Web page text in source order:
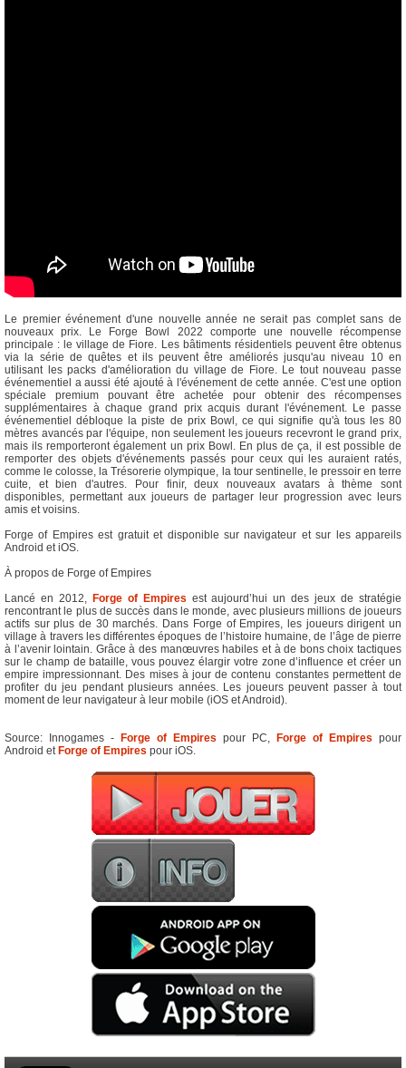
Le premier événement d'une nouvelle année ne serait pas complet sans de
nouveaux prix. Le Forge Bowl 2022 comporte une nouvelle récompense
principale : le village de Fiore. Les bâtiments résidentiels peuvent être obtenus
via la série de quêtes et ils peuvent être améliorés jusqu'au niveau 10 en
utilisant les packs d'amélioration du village de Fiore. Le tout nouveau passe
événementiel a aussi été ajouté à l'événement de cette année. C'est une option
spéciale premium pouvant être achetée pour obtenir des récompenses
supplémentaires à chaque grand prix acquis durant l'événement. Le passe
événementiel débloque la piste de prix Bowl, ce qui signifie qu'à tous les 80
mètres avancés par l'équipe, non seulement les joueurs recevront le grand prix,
mais ils remporteront également un prix Bowl. En plus de ça, il est possible de
remporter des objets d'événements passés pour ceux qui les auraient ratés,
comme le colosse, la Trésorerie olympique, la tour sentinelle, le pressoir en terre
cuite, et bien d'autres. Pour finir, deux nouveaux avatars à thème sont
disponibles, permettant aux joueurs de partager leur progression avec leurs
amis et voisins.
Forge of Empires est gratuit et disponible sur navigateur et sur les appareils
Android et iOS.
À propos de Forge of Empires
Lancé en 2012, Forge of Empires est aujourd’hui un des jeux de stratégie
rencontrant le plus de succès dans le monde, avec plusieurs millions de joueurs
actifs sur plus de 30 marchés. Dans Forge of Empires, les joueurs dirigent un
village à travers les différentes époques de l’histoire humaine, de l’âge de pierre
à l’avenir lointain. Grâce à des manœuvres habiles et à de bons choix tactiques
sur le champ de bataille, vous pouvez élargir votre zone d’influence et créer un
empire impressionnant. Des mises à jour de contenu constantes permettent de
profiter du jeu pendant plusieurs années. Les joueurs peuvent passer à tout
moment de leur navigateur à leur mobile (iOS et Android).
Source: Innogames - Forge of Empires pour PC, Forge of Empires pour
Android et Forge of Empires pour iOS.